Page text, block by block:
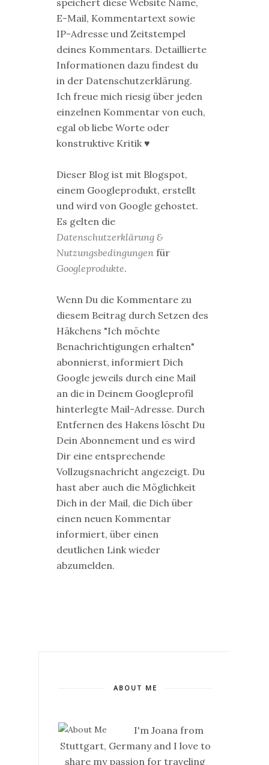
speichert diese Website Name,
E-Mail, Kommentartext sowie
IP-Adresse und Zeitstempel
deines Kommentars. Detaillierte
Informationen dazu findest du
in der Datenschutzerklärung.
Ich freue mich riesig über jeden
einzelnen Kommentar von euch,
egal ob liebe Worte oder
konstruktive Kritik ♥
Dieser Blog ist mit Blogspot,
einem Googleprodukt, erstellt
und wird von Google gehostet.
Es gelten die
Datenschutzerklärung &
Nutzungsbedingungen für
Googleprodukte.
Wenn Du die Kommentare zu
diesem Beitrag durch Setzen des
Häkchens "Ich möchte
Benachrichtigungen erhalten"
abonnierst, informiert Dich
Google jeweils durch eine Mail
an die in Deinem Googleprofil
hinterlegte Mail-Adresse. Durch
Entfernen des Hakens löscht Du
Dein Abonnement und es wird
Dir eine entsprechende
Vollzugsnachricht angezeigt. Du
hast aber auch die Möglichkeit
Dich in der Mail, die Dich über
einen neuen Kommentar
informiert, über einen
deutlichen Link wieder
abzumelden.
ABOUT ME
I'm Joana from
Stuttgart, Germany and I love to
share my passion for traveling